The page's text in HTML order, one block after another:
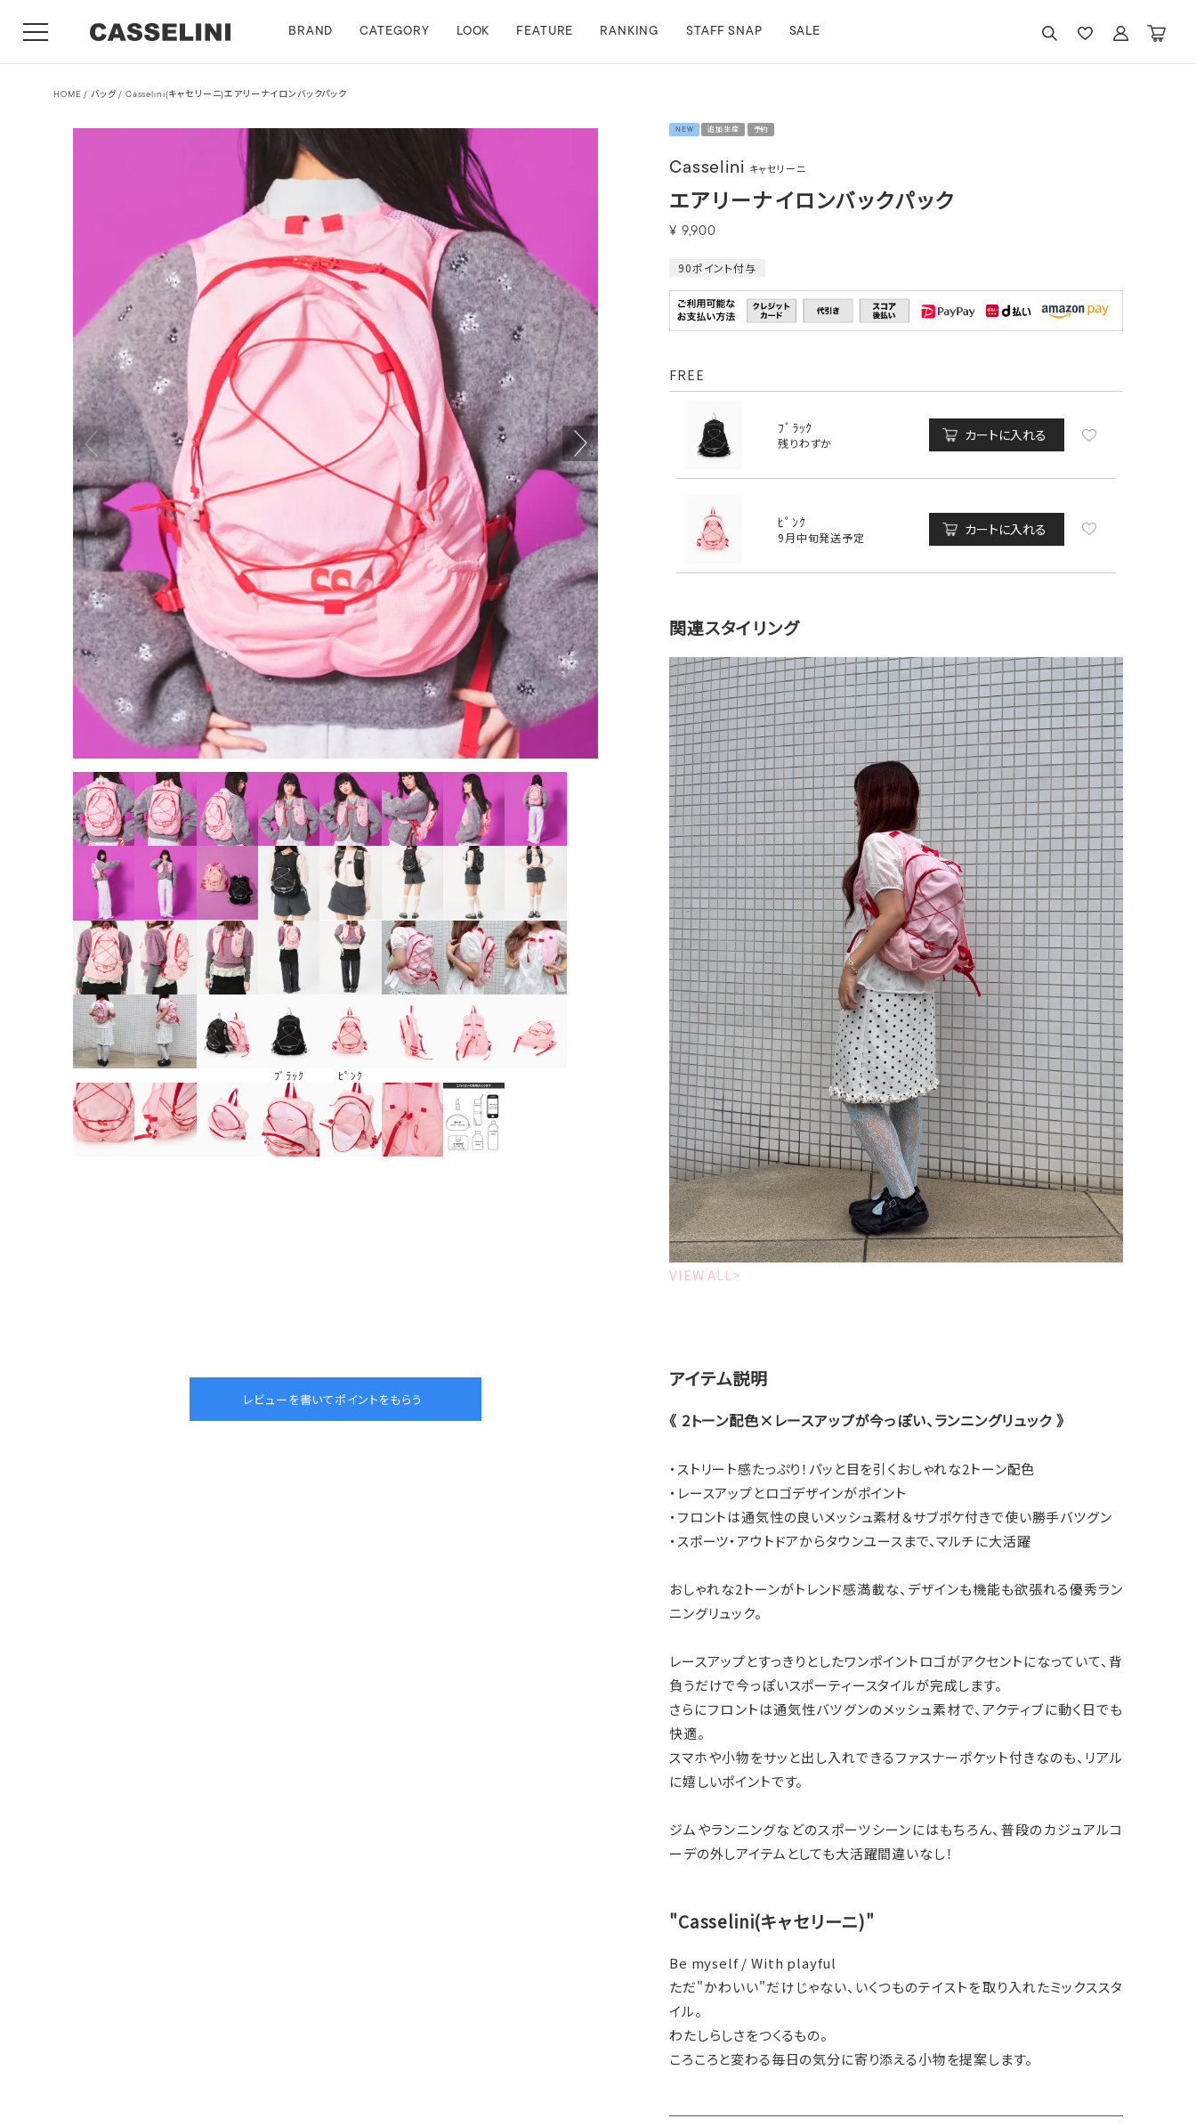
BRAND CATEGORY LOOK FEATURE RANKING STAFF SNAP SALE
HOME バッグ Casselini(キャセリーニ)エアリーナイロンバックパック
ﾌﾞﾗｯｸ ﾋﾟﾝｸ
NEW 追加生産 予約
Casselini キャセリーニ
エアリーナイロンバックパック
¥ 9,900
90ポイント付与
FREE
ﾌﾞﾗｯｸ
残りわずか カートに入れる
ﾋﾟﾝｸ
9月中旬発送予定 カートに入れる
関連スタイリング
VIEW ALL>
アイテム説明
《 2トーン配色×レースアップが今っぽい、ランニングリュック 》
・ストリート感たっぷり！パッと目を引くおしゃれな2トーン配色
・レースアップとロゴデザインがポイント
・フロントは通気性の良いメッシュ素材＆サブポケ付きで使い勝手バツグン
・スポーツ・アウトドアからタウンユースまで、マルチに大活躍
おしゃれな2トーンがトレンド感満載な、デザインも機能も欲張れる優秀ラン
ニングリュック。
レースアップとすっきりとしたワンポイントロゴがアクセントになっていて、背
負うだけで今っぽいスポーティースタイルが完成します。
さらにフロントは通気性バツグンのメッシュ素材で、アクティブに動く日でも
快適。
スマホや小物をサッと出し入れできるファスナーポケット付きなのも、リアル
に嬉しいポイントです。
ジムやランニングなどのスポーツシーンにはもちろん、普段のカジュアルコ
ーデの外しアイテムとしても大活躍間違いなし！
"Casselini(キャセリーニ)"
Be myself / With playful
ただ"かわいい"だけじゃない、いくつものテイストを取り入れたミックススタ
イル。
わたしらしさをつくるもの。
ころころと変わる毎日の気分に寄り添える小物を提案します。